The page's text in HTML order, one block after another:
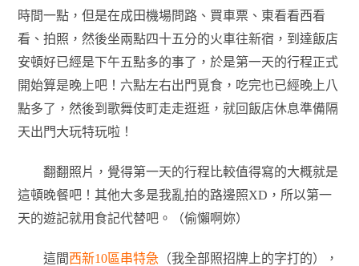
時間一點，但是在成田機場問路、買車票、東看看西看
看、拍照，然後坐兩點四十五分的火車往新宿，到達飯店
安頓好已經是下午五點多的事了，於是第一天的行程正式
開始算是晚上吧！六點左右出門覓食，吃完也已經晚上八
點多了，然後到歌舞伎町走走逛逛，就回飯店休息準備隔
天出門大玩特玩啦！
翻翻照片，覺得第一天的行程比較值得寫的大概就是
這頓晚餐吧！其他大多是我亂拍的路邊照XD，所以第一
天的遊記就用食記代替吧。（偷懶啊妳）
這間西新10區串特急（我全部照招牌上的字打的），